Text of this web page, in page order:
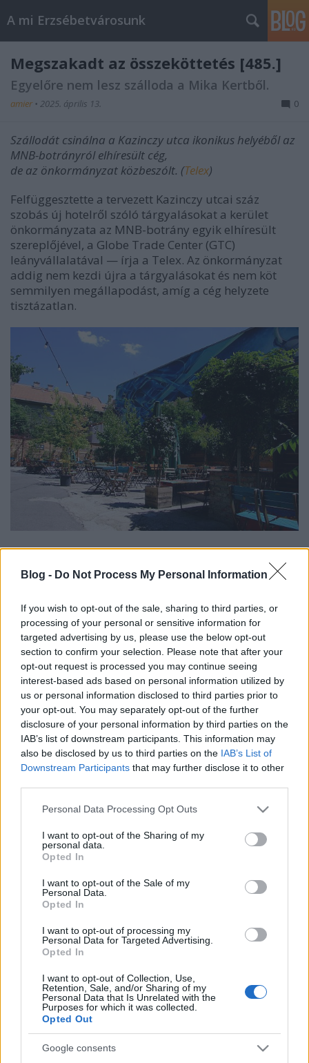
Blog - Do Not Process My Personal Information
If you wish to opt-out of the sale, sharing to third parties, or
processing of your personal or sensitive information for
targeted advertising by us, please use the below opt-out
section to confirm your selection. Please note that after your
opt-out request is processed you may continue seeing
interest-based ads based on personal information utilized by
us or personal information disclosed to third parties prior to
your opt-out. You may separately opt-out of the further
disclosure of your personal information by third parties on the
IAB’s list of downstream participants. This information may
also be disclosed by us to third parties on the IAB’s List of
Downstream Participants that may further disclose it to other
Please note that this website/app uses one or more Google
not limited to your visit or usage behaviour. You may click to
grant or deny consent to Google and its third-party tags to
use your data for below specified purposes in below Google
consent section.
Personal Data Processing Opt Outs
I want to opt-out of the Sharing of my
personal data.
Opted In
I want to opt-out of the Sale of my
Personal Data.
Opted In
I want to opt-out of processing my
Personal Data for Targeted Advertising.
Opted In
I want to opt-out of Collection, Use,
Retention, Sale, and/or Sharing of my
Personal Data that Is Unrelated with the
Purposes for which it was collected.
Opted Out
Google consents
A mi Erzsébetvárosunk
Megszakadt az összeköttetés [485.]
Egyelőre nem lesz szálloda a Mika Kertből.
amier • 2025. április 13. 0
Szállodát csinálna a Kazinczy utca ikonikus helyéből az
MNB-botrányról elhíresült cég,
de az önkormányzat közbeszólt. (Telex)
Felfüggesztette a tervezett Kazinczy utcai száz
szobás új hotelről szóló tárgyalásokat a kerület
önkormányzata az MNB-botrány egyik elhíresült
szereplőjével, a Globe Trade Center (GTC)
leányvállalatával — írja a Telex. Az önkormányzat
addig nem kezdi újra a tárgyalásokat és nem köt
semmilyen megállapodást, amíg a cég helyzete
tisztázatlan.
alatti ingatlanra is egy szállodát akar- nak építeni.
Megj.:A kert mellett működő Mika Tivadar Mulató
még 2021-ben zárt be.)
terület történetével együtt akkor be is mutattuk, a
tervlapokból pedig egyértelműen látszott, hogy az első
szélességben pedig téglával burkolt struktúrának
köszönhetően újabb középszerű épülettel gazdagodott
Megint álmodtak egy nagyot — szó szerint — egy
újabb szálloda épülne ide is, miközben az utca
másik oldalán már egy
befektetők. Mert ugye, pont még egy hotel hiányzik a
Kazinczy utcából. Meg a kerületből.